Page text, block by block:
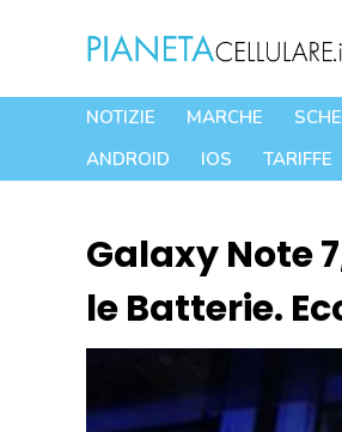
contenuto
NOTIZIE MARCHE
ANDROID
IOS TARIFFE
Galaxy Note
le Batterie.